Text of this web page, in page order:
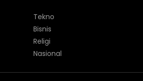
Tekno
Bisnis
Religi
Nasional